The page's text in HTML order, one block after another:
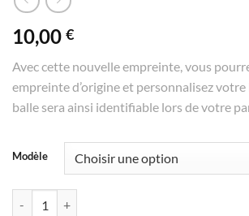
10,00 €
Avec cette nouvelle empreinte, vous
empreinte d’origine et personnalisez
balle sera ainsi identifiable lors de votre
Modèle